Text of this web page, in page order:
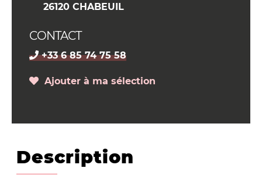
26120 CHABEUIL
CONTACT
+33 6 85 74 75 58
Ajouter à ma sélection
Description